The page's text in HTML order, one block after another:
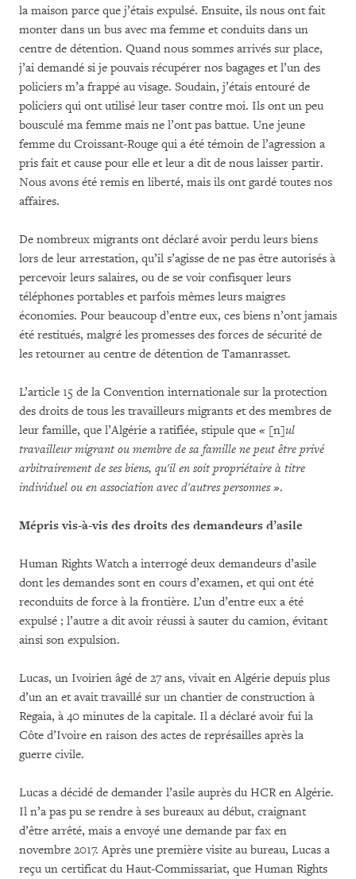
la maison parce que j’étais expulsé. Ensuite, ils nous ont fait
monter dans un bus avec ma femme et conduits dans un
centre de détention. Quand nous sommes arrivés sur place,
j’ai demandé si je pouvais récupérer nos bagages et l’un des
policiers m’a frappé au visage. Soudain, j’étais entouré de
policiers qui ont utilisé leur taser contre moi. Ils ont un peu
bousculé ma femme mais ne l’ont pas battue. Une jeune
femme du Croissant-Rouge qui a été témoin de l’agression a
pris fait et cause pour elle et leur a dit de nous laisser partir.
Nous avons été remis en liberté, mais ils ont gardé toutes nos
affaires.
De nombreux migrants ont déclaré avoir perdu leurs biens
lors de leur arrestation, qu’il s’agisse de ne pas être autorisés à
percevoir leurs salaires, ou de se voir confisquer leurs
téléphones portables et parfois mêmes leurs maigres
économies. Pour beaucoup d’entre eux, ces biens n’ont jamais
été restitués, malgré les promesses des forces de sécurité de
les retourner au centre de détention de Tamanrasset.
L’article 15 de la Convention internationale sur la protection
des droits de tous les travailleurs migrants et des membres de
leur famille, que l’Algérie a ratifiée, stipule que « [n]ul
travailleur migrant ou membre de sa famille ne peut être privé
arbitrairement de ses biens, qu'il en soit propriétaire à titre
individuel ou en association avec d'autres personnes ».
Mépris vis-à-vis des droits des demandeurs d’asile
Human Rights Watch a interrogé deux demandeurs d’asile
dont les demandes sont en cours d’examen, et qui ont été
reconduits de force à la frontière. L’un d’entre eux a été
expulsé ; l’autre a dit avoir réussi à sauter du camion, évitant
ainsi son expulsion.
Lucas, un Ivoirien âgé de 27 ans, vivait en Algérie depuis plus
d’un an et avait travaillé sur un chantier de construction à
Regaia, à 40 minutes de la capitale. Il a déclaré avoir fui la
Côte d’Ivoire en raison des actes de représailles après la
guerre civile.
Lucas a décidé de demander l’asile auprès du HCR en Algérie.
Il n’a pas pu se rendre à ses bureaux au début, craignant
d’être arrêté, mais a envoyé une demande par fax en
novembre 2017. Après une première visite au bureau, Lucas a
reçu un certificat du Haut-Commissariat, que Human Rights